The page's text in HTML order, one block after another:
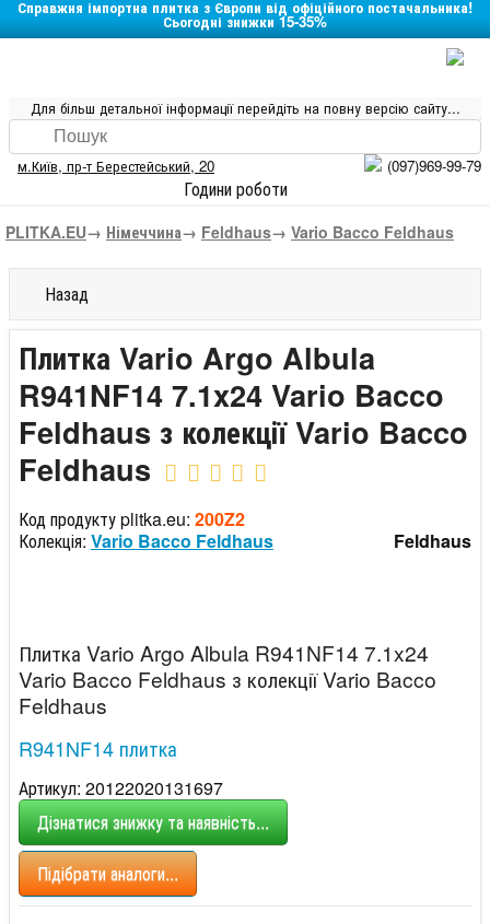
Справжня імпортна плитка з Європи від офіційного постачальника!
Сьогодні знижки 15-35%
Для більш детальної інформації перейдіть на повну версію сайту...
м.Київ, пр-т Берестейський, 20 (097)969-99-79
Години роботи
PLITKA.EU→ Німеччина→ Feldhaus→ Vario Bacco Feldhaus
Назад
Плитка Vario Argo Albula
R941NF14 7.1x24 Vario Bacco
Feldhaus з колекції Vario Bacco
Feldhaus
Код продукту plitka.eu: 200Z2
Колекція: Vario Bacco Feldhaus Feldhaus
Плитка Vario Argo Albula R941NF14 7.1x24
Vario Bacco Feldhaus з колекції Vario Bacco
Feldhaus
R941NF14 плитка
Артикул: 20122020131697
Дізнатися знижку та наявність...
Підібрати аналоги...